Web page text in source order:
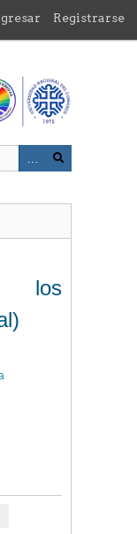
Registrarse
los